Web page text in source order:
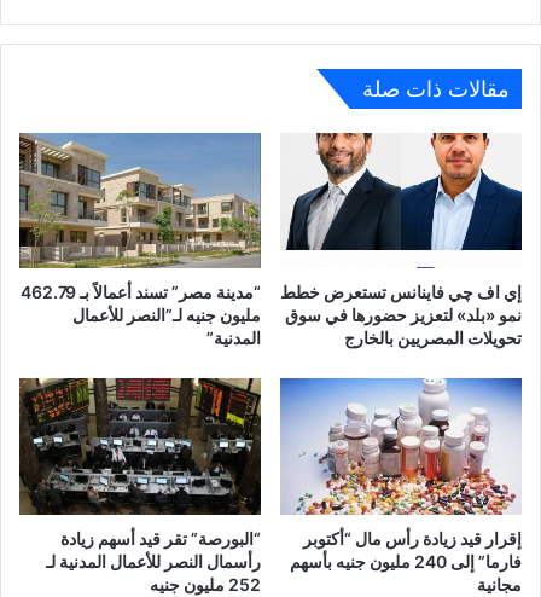
مقالات ذات صلة
إي اف چي فاينانس تستعرض خطط
نمو «بلد» لتعزيز حضورها في سوق
تحويلات المصريين بالخارج
“مدينة مصر” تسند أعمالاً بـ 462.79
مليون جنيه لـ”النصر للأعمال
المدنية”
إقرار قيد زيادة رأس مال “أكتوبر
فارما” إلى 240 مليون جنيه بأسهم
مجانية
“البورصة” تقر قيد أسهم زيادة
رأسمال النصر للأعمال المدنية لـ
252 مليون جنيه